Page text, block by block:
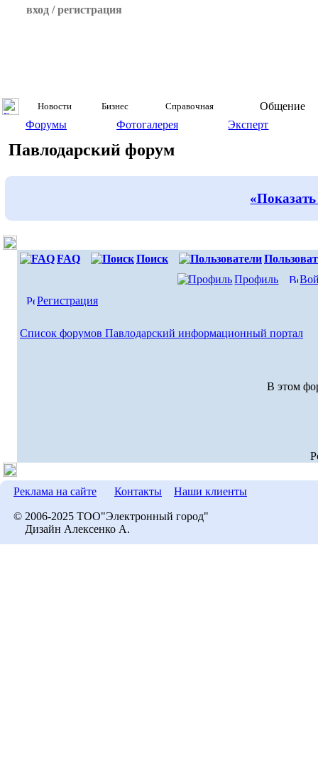
вход / регистрация
Новости Бизнес Справочная
Общение
Форумы
Фотогалерея Эксперт
Павлодарский форум
FAQ Поиск
Профиль
Регистрация
Список форумов Павлодарский информационный портал
В этом
Реклама на сайте Контакты Наши клиенты
© 2006-2025 ТОО"Электронный город"
Дизайн Алексенко А.